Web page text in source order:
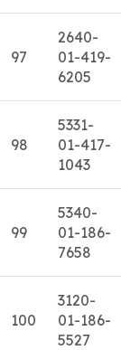
97
2640-
01-419-
6205
98
5331-
01-417-
1043
99
5340-
01-186-
7658
100
3120-
01-186-
5527